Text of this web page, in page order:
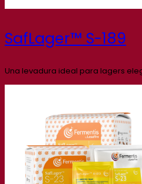
SafLager™ S-189
Una levadura ideal para lagers